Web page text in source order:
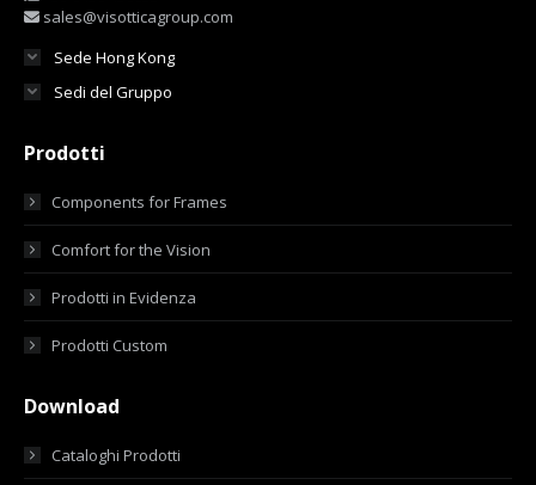
sales@visotticagroup.com
Sede Hong Kong
Sedi del Gruppo
Prodotti
Components for Frames
Comfort for the Vision
Prodotti in Evidenza
Prodotti Custom
Download
Cataloghi Prodotti